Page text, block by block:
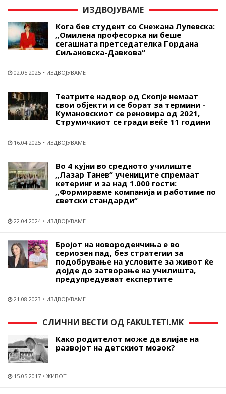
ИЗДВОЈУВАМЕ
Кога бев студент со Снежана Лупевска:
„Омилена професорка ни беше
сегашната претседателка Гордана
Сиљановска-Давкова“
02.05.2025 ИЗДВОЈУВАМЕ
Театрите надвор од Скопје немаат
свои објекти и се борат за термини -
Кумановскиот се реновира од 2021,
Струмичкиот се гради веќе 11 години
16.04.2025 ИЗДВОЈУВАМЕ
Во 4 кујни во средното училиште
„Лазар Танев“ учениците спремаат
кетеринг и за над 1.000 гости:
„Формиравме компанија и работиме по
светски стандарди“
22.04.2024 ИЗДВОЈУВАМЕ
Бројот на новороденчиња е во
сериозен пад, без стратегии за
подобрување на условите за живот ќе
дојде до затворање на училишта,
предупредуваат експертите
21.08.2023 ИЗДВОЈУВАМЕ
СЛИЧНИ ВЕСТИ ОД FAKULTETI.MK
Како родителот може да влијае на
развојот на детскиот мозок?
15.05.2017 ЖИВОТ